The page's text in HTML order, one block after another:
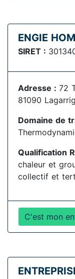
ENGIE
SIRET :
Adresse : 72
81090
Domaine de
Qualification
chaleur et
collectif et
C'est mon